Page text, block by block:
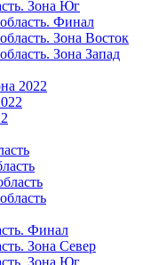
Зона Юг
Финал
Зона Восток
Зона Запад
2022
Финал
Зона Север
Зона Юг